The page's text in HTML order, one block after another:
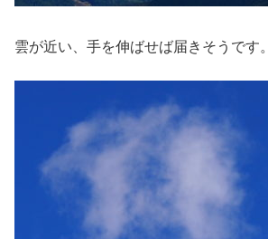
雲が近い、手を伸ばせば届きそうです。